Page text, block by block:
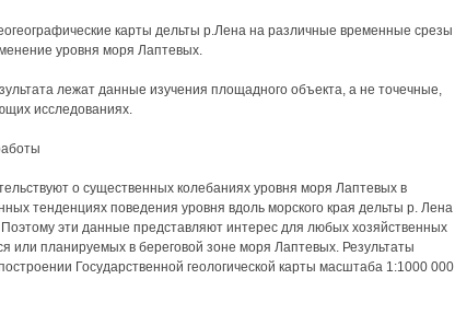
карты дельты р.Лена на различные временные срезы
уровня моря Лаптевых.
лежат данные изучения площадного объекта, а не точечные,
исследованиях.
о существенных колебаниях уровня моря Лаптевых в
тенденциях поведения уровня вдоль морского края дельты р. Лена
эти данные представляют интерес для любых хозяйственных
или планируемых в береговой зоне моря Лаптевых. Результаты
Государственной геологической карты масштаба 1:1000 000